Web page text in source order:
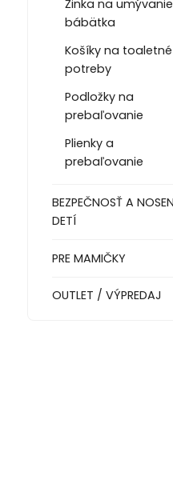
Žinka na umývanie
bábätka
Košíky na toaletné
potreby
Podložky na
prebaľovanie
Plienky a
prebaľovanie
BEZPEČNOSŤ A
DETÍ
PRE MAMIČKY
OUTLET / VÝPREDAJ